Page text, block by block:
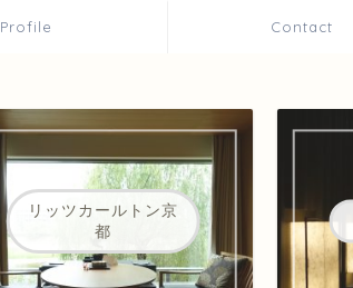
Profile Contact
リッツカールトン京
都